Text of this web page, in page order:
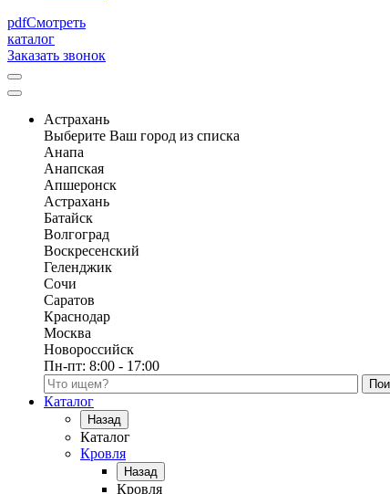
pdfСмотреть
каталог
Заказать звонок
Астрахань
Выберите Ваш город из списка
Анапа
Анапская
Апшеронск
Астрахань
Батайск
Волгоград
Воскресенский
Геленджик
Сочи
Саратов
Краснодар
Москва
Новороссийск
Пн-пт: 8:00 - 17:00
Поиск по каталогу
Каталог
Назад
Каталог
Кровля
Назад
Кровля